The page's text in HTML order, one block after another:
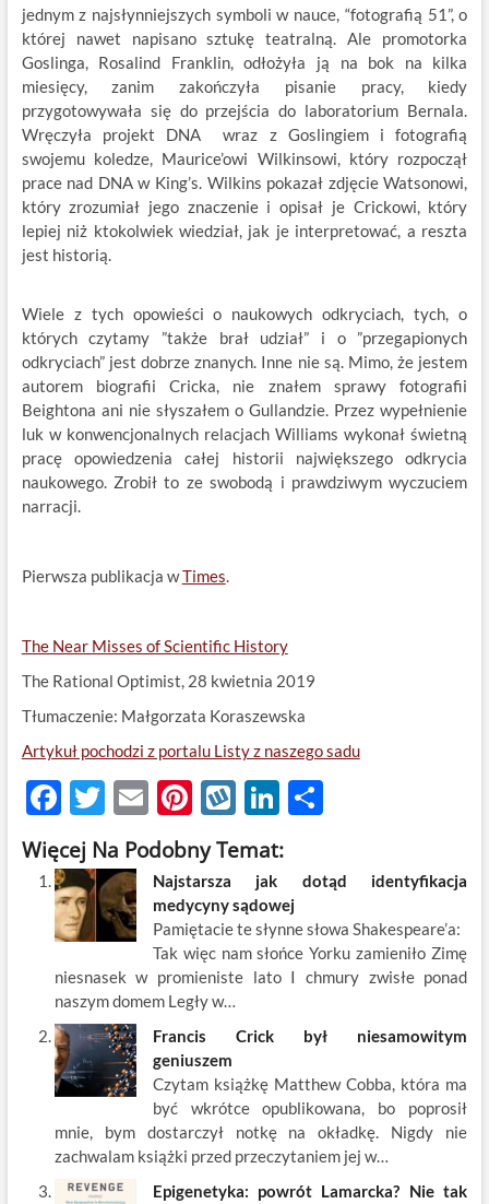
jednym z najsłynniejszych symboli w nauce, “fotografią 51”, o
której nawet napisano sztukę teatralną. Ale promotorka
Goslinga, Rosalind Franklin, odłożyła ją na bok na kilka
miesięcy, zanim zakończyła pisanie pracy, kiedy
przygotowywała się do przejścia do laboratorium Bernala.
Wręczyła projekt DNA wraz z Goslingiem i fotografią
swojemu koledze, Maurice’owi Wilkinsowi, który rozpoczął
prace nad DNA w King’s. Wilkins pokazał zdjęcie Watsonowi,
który zrozumiał jego znaczenie i opisał je Crickowi, który
lepiej niż ktokolwiek wiedział, jak je interpretować, a reszta
jest historią.
Wiele z tych opowieści o naukowych odkryciach, tych, o
których czytamy ”także brał udział” i o ”przegapionych
odkryciach” jest dobrze znanych. Inne nie są. Mimo, że jestem
autorem biografii Cricka, nie znałem sprawy fotografii
Beightona ani nie słyszałem o Gullandzie. Przez wypełnienie
luk w konwencjonalnych relacjach Williams wykonał świetną
pracę opowiedzenia całej historii największego odkrycia
naukowego. Zrobił to ze swobodą i prawdziwym wyczuciem
narracji.
Pierwsza publikacja wTimes.
The Near Misses of Scientific History
The Rational Optimist, 28 kwietnia 2019
Tłumaczenie: Małgorzata Koraszewska
Artykuł pochodzi z portalu Listy z naszego sadu
F
ac
e
b
o
o
k
T
w
itt
er
E
m
ail
Pi
nt
er
es
t
W
k
o
p
Li
k
e
dI
n
S
ar
e
Więcej Na Podobny Temat:
Najstarsza jak dotąd identyfikacja
medycyny sądowej
Pamiętacie te słynne słowa Shakespeare’a:
Tak więc nam słońce Yorku zamieniło Zimę
niesnasek w promieniste lato I chmury zwisłe ponad
naszym domem Legły w…
Francis Crick był niesamowitym
geniuszem
Czytam książkę Matthew Cobba, która ma
być wkrótce opublikowana, bo poprosił
mnie, bym dostarczył notkę na okładkę. Nigdy nie
zachwalam książki przed przeczytaniem jej w…
Epigenetyka: powrót Lamarcka? Nie tak